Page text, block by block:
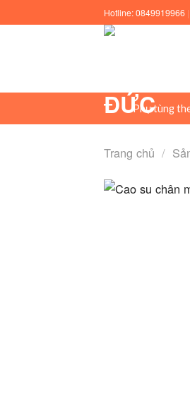
to
Hotline:0849919966 |
Phụ tùng
Trang chủ /